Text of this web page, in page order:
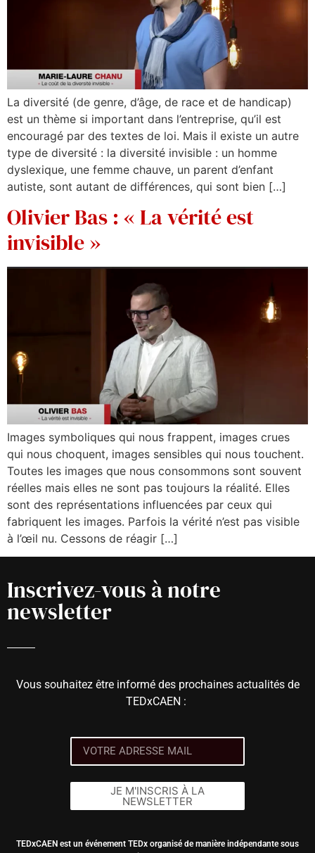
La diversité (de genre, d’âge, de race et de handicap)
est un thème si important dans l’entreprise, qu’il est
encouragé par des textes de loi. Mais il existe un autre
type de diversité : la diversité invisible : un homme
dyslexique, une femme chauve, un parent d’enfant
autiste, sont autant de différences, qui sont bien […]
Olivier Bas : « La vérité est
invisible »
Images symboliques qui nous frappent, images crues
qui nous choquent, images sensibles qui nous touchent.
Toutes les images que nous consommons sont souvent
réelles mais elles ne sont pas toujours la réalité. Elles
sont des représentations influencées par ceux qui
fabriquent les images. Parfois la vérité n’est pas visible
à l’œil nu. Cessons de réagir […]
Inscrivez-vous à notre
newsletter
Vous souhaitez être informé des prochaines actualités de
TEDxCAEN :
JE M'INSCRIS À LA
NEWSLETTER
TEDxCAEN est un événement TEDx organisé de manière indépendante sous